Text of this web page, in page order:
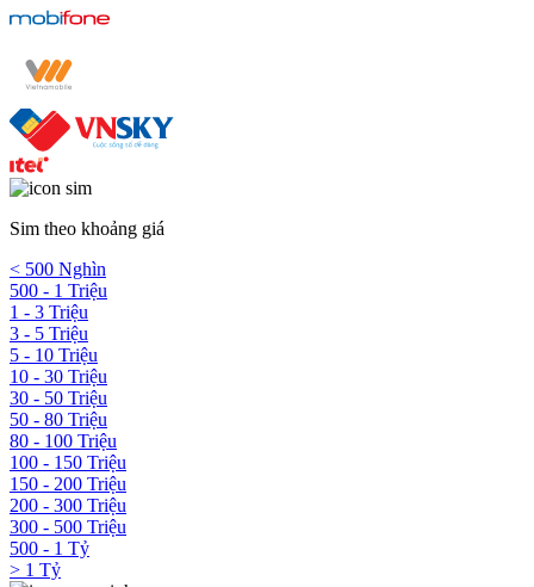
Sim theo khoảng giá
< 500 Nghìn
500 - 1 Triệu
1 - 3 Triệu
3 - 5 Triệu
5 - 10 Triệu
10 - 30 Triệu
30 - 50 Triệu
50 - 80 Triệu
80 - 100 Triệu
100 - 150 Triệu
150 - 200 Triệu
200 - 300 Triệu
300 - 500 Triệu
500 - 1 Tỷ
> 1 Tỷ